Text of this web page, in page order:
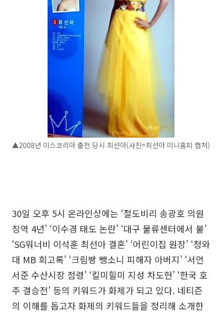
▲2008년 미스코리아 출전 당시 최선아(사진=최선아 미니홈피 캡처)
30일 오후 5시 온라인상에는 ‘철도비리 송광호 의원
징역 4년’ ‘이수경 태도 논란’ ‘대구 물류센터에서 불’
‘SG워너비 이석훈 최선아 결혼’ ‘어린이집 원장’ ‘청와
대 MB 회고록’ ‘크림빵 뺑소니 피해자 아버지’ ‘서언
서준 수산시장 점령’ ‘킬미힐미 지성 차도현’ ‘한국 호
주 결승전’ 등의 키워드가 화제가 되고 있다. 네티즌
의 이해를 돕고자 화제의 키워드들을 정리해 소개한